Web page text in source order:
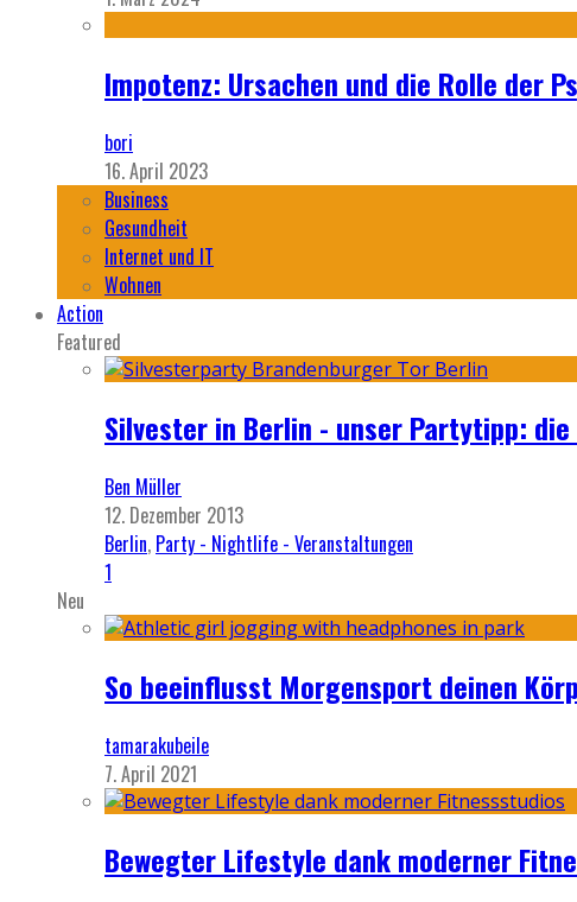
Impotenz: Ursachen und die Rolle der
bori
16. April 2023
Business
Gesundheit
Internet und IT
Wohnen
Action
Featured
Silvester in Berlin - unser Partytipp:
Ben Müller
12. Dezember 2013
Berlin, Party - Nightlife - Veranstaltungen
1
Neu
So beeinflusst Morgensport deinen
tamarakubeile
7. April 2021
Bewegter Lifestyle dank moderner